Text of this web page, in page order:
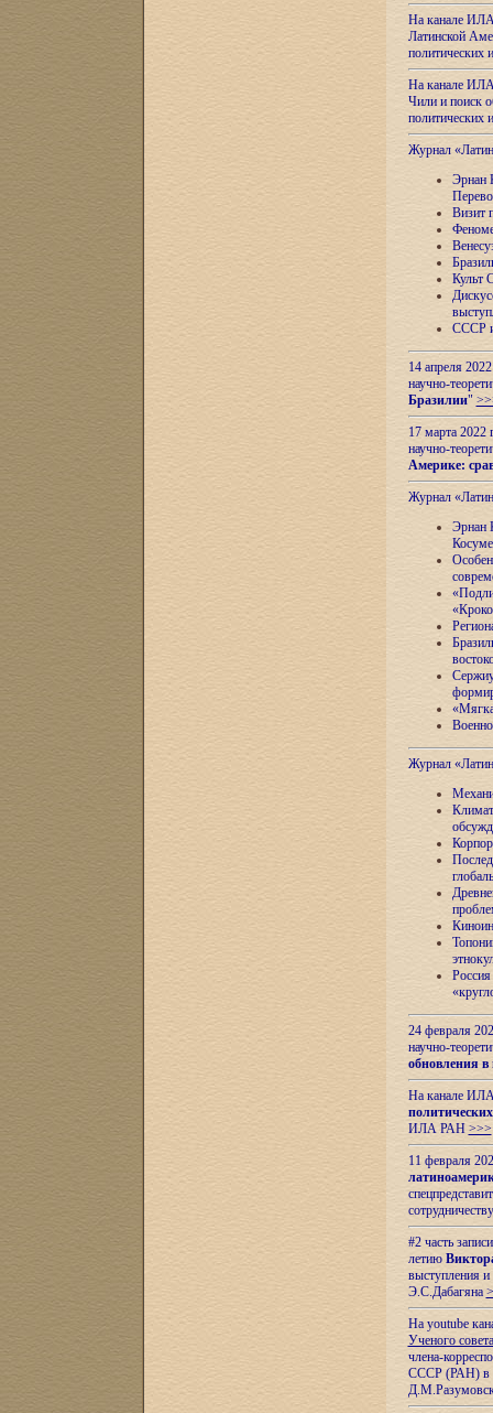
На канале
Латинской
На канале
Чили и поиск
Журнал
Эрнан
Визит
Культ
СССР и
14 апреля
научно-
Бразилии"
17 марта 2022
научно-
Америке:
Журнал
Эрнан
Журнал
24 февраля
научно-
обновления в
На канале
ИЛА РАН >>>
11 февраля
#2 часть
летию
выступления
Э.С.Дабагяна
На youtube
Ученого
члена-
СССР (РАН) в